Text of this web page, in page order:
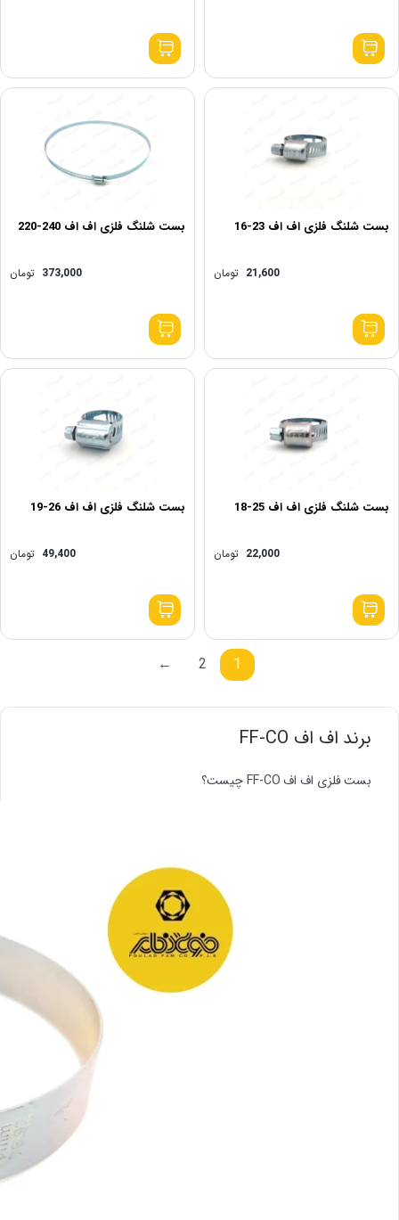
بست شلنگ فلزی اف اف 23-16
21,600 تومان
بست شلنگ فلزی اف اف 240-220
373,000 تومان
بست شلنگ فلزی اف اف 25-18
22,000 تومان
بست شلنگ فلزی اف اف 26-19
49,400 تومان
1
2
←
برند اف اف FF-CO
بست فلزی اف اف FF-CO چیست؟